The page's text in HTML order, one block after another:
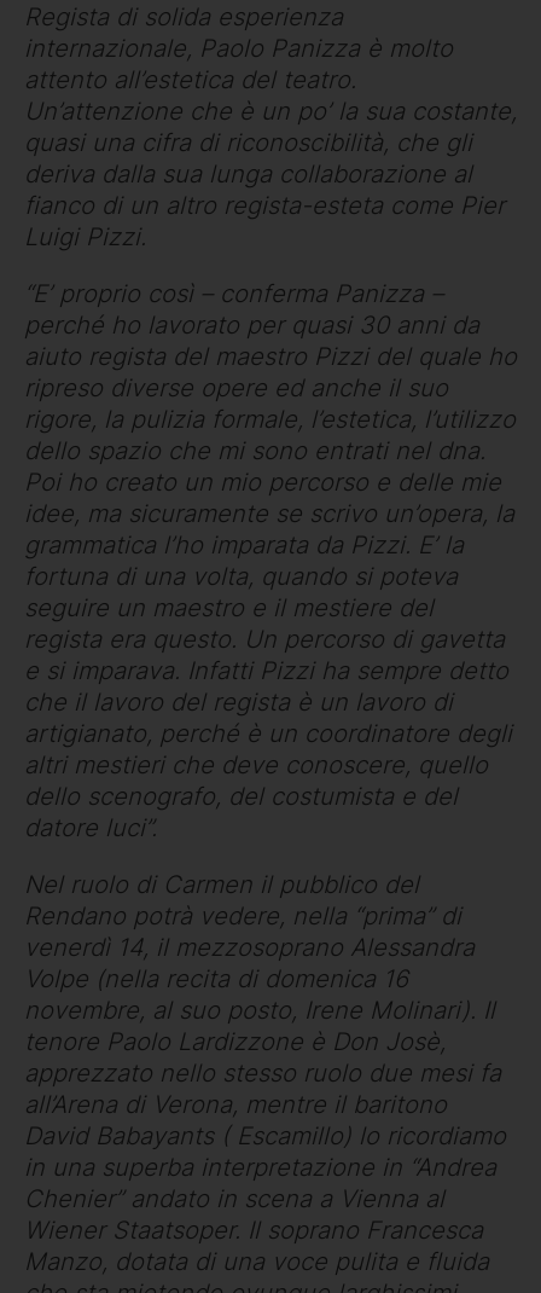
Regista di solida esperienza
internazionale, Paolo Panizza è molto
attento all’estetica del teatro.
Un’attenzione che è un po’ la sua costante,
quasi una cifra di riconoscibilità, che gli
deriva dalla sua lunga collaborazione al
fianco di un altro regista-esteta come Pier
Luigi Pizzi.
“E’ proprio così – conferma Panizza –
perché ho lavorato per quasi 30 anni da
aiuto regista del maestro Pizzi del quale ho
ripreso diverse opere ed anche il suo
rigore, la pulizia formale, l’estetica, l’utilizzo
dello spazio che mi sono entrati nel dna.
Poi ho creato un mio percorso e delle mie
idee, ma sicuramente se scrivo un’opera, la
grammatica l’ho imparata da Pizzi. E’ la
fortuna di una volta, quando si poteva
seguire un maestro e il mestiere del
regista era questo. Un percorso di gavetta
e si imparava. Infatti Pizzi ha sempre detto
che il lavoro del regista è un lavoro di
artigianato, perché è un coordinatore degli
altri mestieri che deve conoscere, quello
dello scenografo, del costumista e del
datore luci”.
Nel ruolo di Carmen il pubblico del
Rendano potrà vedere, nella “prima” di
venerdì 14, il mezzosoprano Alessandra
Volpe (nella recita di domenica 16
novembre, al suo posto, Irene Molinari). Il
tenore Paolo Lardizzone è Don Josè,
apprezzato nello stesso ruolo due mesi fa
all’Arena di Verona, mentre il baritono
David Babayants ( Escamillo) lo ricordiamo
in una superba interpretazione in “Andrea
Chenier” andato in scena a Vienna al
Wiener Staatsoper. Il soprano Francesca
Manzo, dotata di una voce pulita e fluida